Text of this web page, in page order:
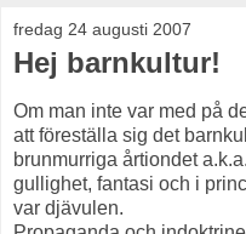
fredag 24 augusti 2007
Hej barnkultur!
Om man inte var med på
att föreställa sig det
brunmurriga årtiondet
gullighet, fantasi och i
var djävulen.